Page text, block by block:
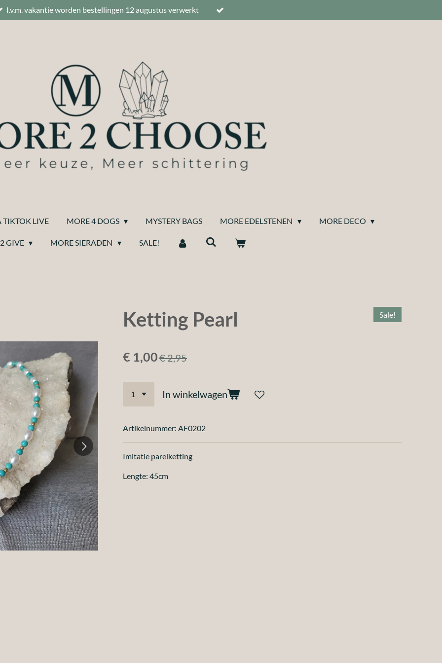
I.v.m. vakantie worden bestellingen 12 augustus verwerkt
LIVE MORE 4 DOGS MYSTERY BAGS MORE EDELSTENEN MORE DECO
GIVE MORE SIERADEN SALE!
Ketting Pearl Sale!
€ 1,00€ 2,95
In winkelwagen
Artikelnummer: AF0202
Imitatie parelketting
Lengte: 45cm